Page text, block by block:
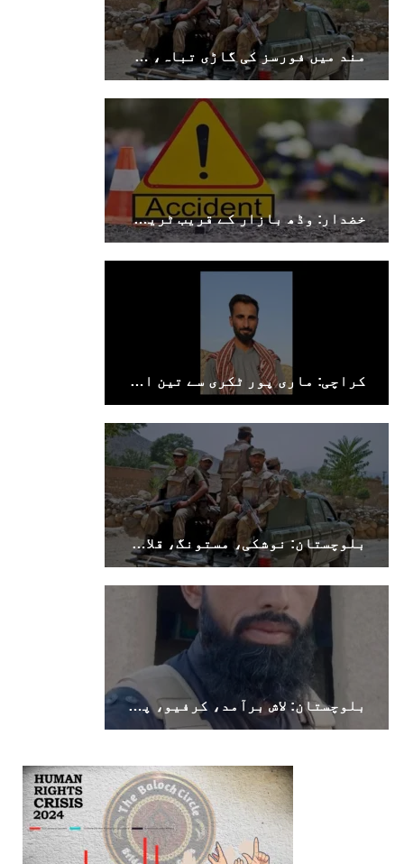
1696 VIEWS جون 9, 2023
گمشدگیاں تسلسل کے ساتھ جاری ہیں۔ مرکزی
ترجمان بی ایس او
بلوچ اسٹوڈنٹس آرگنائزیشن کے مرکزی ترجمان نے
بلوچ شاعر سخی ساوڑ کی جبری گمشدگی پر تشویش کا
اظہار کرتے ہوئے کہا ہے کہ بلوچستان میں
نوجوانوں کی ماورائے آئین گمشدگیاں تسلسل کے
مند میں فورسز کی گاڑی تباہ، سوراب میں کوئٹہ–کراچی شاہراہ کا پل دھماکے سے تباہ
خضدار: وڈھ بازار کے قریب ٹریفک حادثے میں 4 افراد جاں بحق، 3 زخمی
کراچی: ماری پور ٹکری سے تین افراد جبری لاپتہ
بلوچستان: نوشکی، مستونگ، قلات، سوراب اور خضدار میں کرفیو نافذ
بلوچستان: لاش برآمد، کرفیو، پولیس اہلکار ہلاک